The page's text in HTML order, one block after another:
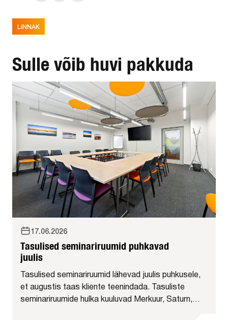
LINNAK
Sulle võib huvi pakkuda
17.06.2026
Tasulised seminariruumid puhkavad
juulis
Tasulised seminariruumid lähevad juulis puhkusele,
et augustis taas kliente teenindada. Tasuliste
seminariruumide hulka kuuluvad Merkuur, Saturn,